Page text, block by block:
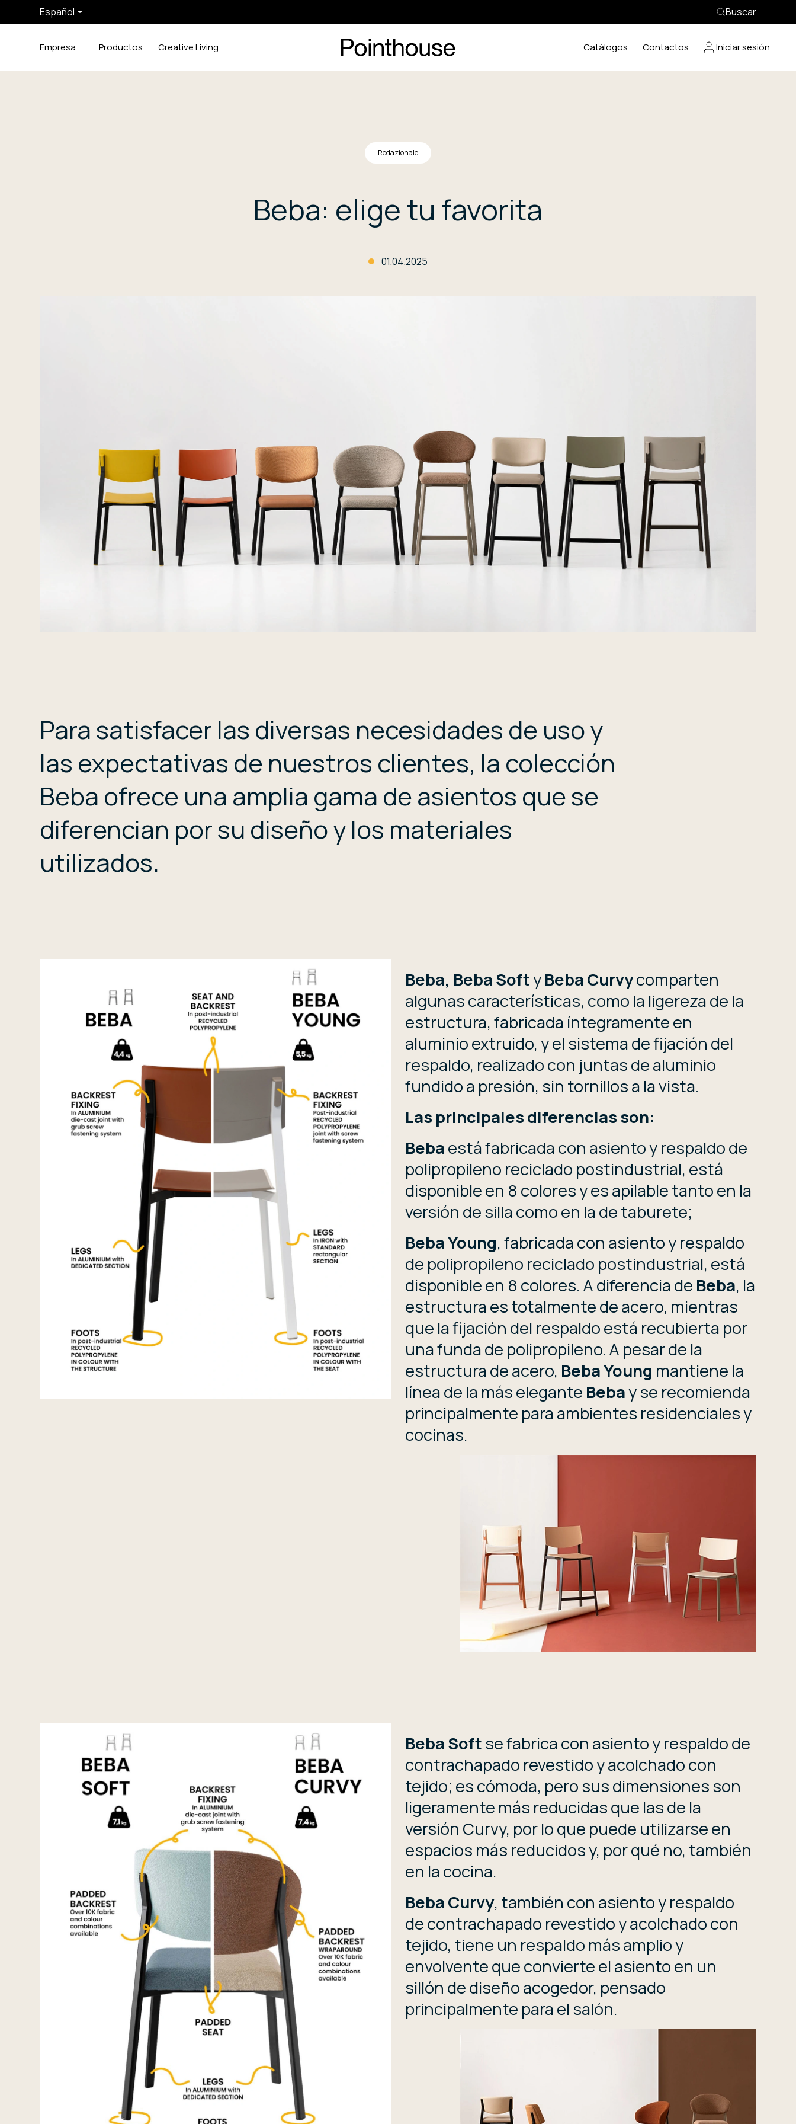
Español Buscar
Empresa Productos Creative Living Catálogos Contactos Iniciar sesión
Redazionale
Beba: elige tu favorita
01.04.2025
Para satisfacer las diversas necesidades de uso y
las expectativas de nuestros clientes, la colección
Beba ofrece una amplia gama de asientos que se
diferencian por su diseño y los materiales
utilizados.
Beba, Beba SoftyBeba Curvycomparten
algunas características, como la ligereza de la
estructura, fabricada íntegramente en
aluminio extruido, y el sistema de fijación del
respaldo, realizado con juntas de aluminio
fundido a presión, sin tornillos a la vista.
Las principales diferencias son:
Bebaestá fabricada con asiento y respaldo de
polipropileno reciclado postindustrial, está
disponible en 8 colores y es apilable tanto en la
versión de silla como en la de taburete;
Beba Young, fabricada con asiento y respaldo
de polipropileno reciclado postindustrial, está
disponible en 8 colores. A diferencia de Beba, la
estructura es totalmente de acero, mientras
que la fijación del respaldo está recubierta por
una funda de polipropileno. A pesar de la
estructura de acero, Beba Young mantiene la
línea de la más elegante Bebay se recomienda
principalmente para ambientes residenciales y
cocinas.
Beba Softse fabrica con asiento y respaldo de
contrachapado revestido y acolchado con
tejido; es cómoda, pero sus dimensiones son
ligeramente más reducidas que las de la
versión Curvy, por lo que puede utilizarse en
espacios más reducidos y, por qué no, también
en la cocina.
Beba Curvy, también con asiento y respaldo
de contrachapado revestido y acolchado con
tejido, tiene un respaldo más amplio y
envolvente que convierte el asiento en un
sillón de diseño acogedor, pensado
principalmente para el salón.